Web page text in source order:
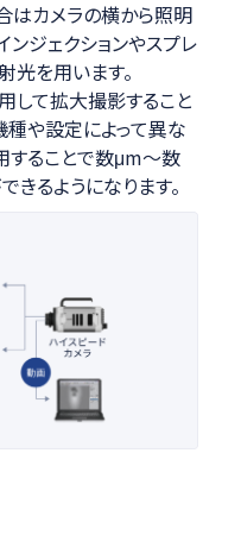
はカメラの横から照明
ジェクションやスプレ
光を用います。
して拡大撮影すること
種や設定によって異な
することで数μm～数
るようになります。